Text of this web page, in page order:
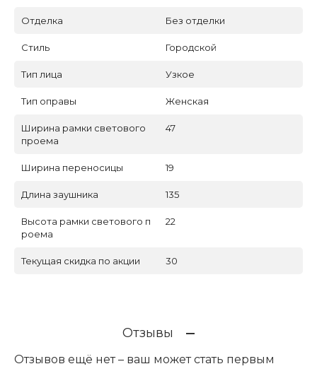
Отделка Без отделки
Стиль Городской
Тип лица Узкое
Тип оправы Женская
Ширина рамки светового
проема
47
Ширина переносицы 19
Длина заушника 135
Высота рамки светового п
роема
22
Текущая скидка по акции 30
Отзывы
Отзывов ещё нет – ваш может стать первым